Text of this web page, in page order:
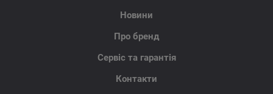
Новини
Про бренд
Сервіс та гарантія
Контакти